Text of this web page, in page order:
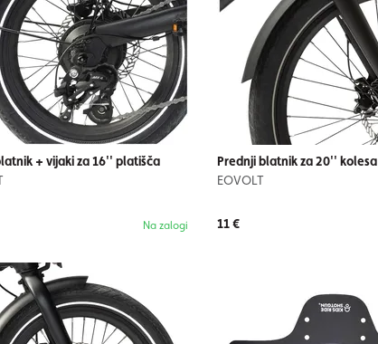
+ vijaki za 16'' platišča
Na zalogi
Prednji blatnik za 20'' kolesa
EOVOLT
11 €